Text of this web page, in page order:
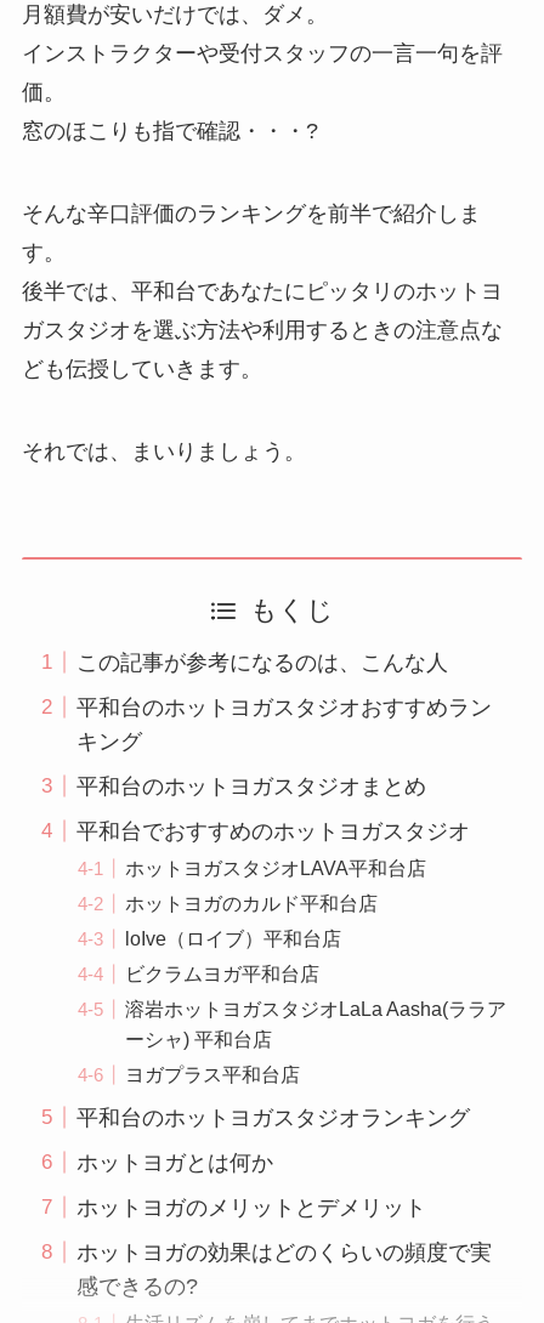
月額費が安いだけでは、ダメ。
インストラクターや受付スタッフの一言一句を評
価。
窓のほこりも指で確認・・・?
そんな辛口評価のランキングを前半で紹介しま
す。
後半では、平和台であなたにピッタリのホットヨ
ガスタジオを選ぶ方法や利用するときの注意点な
ども伝授していきます。
それでは、まいりましょう。
もくじ
この記事が参考になるのは、こんな人
平和台のホットヨガスタジオおすすめラン
キング
平和台のホットヨガスタジオまとめ
平和台でおすすめのホットヨガスタジオ
ホットヨガスタジオLAVA平和台店
ホットヨガのカルド平和台店
loIve（ロイブ）平和台店
ビクラムヨガ平和台店
溶岩ホットヨガスタジオLaLa Aasha(ララア
ーシャ) 平和台店
ヨガプラス平和台店
平和台のホットヨガスタジオランキング
ホットヨガとは何か
ホットヨガのメリットとデメリット
ホットヨガの効果はどのくらいの頻度で実
感できるの?